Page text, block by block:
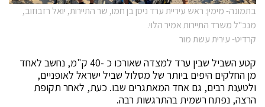
בתמונה- מימין: ראש עיריית ערד ניסן בן חמו, שר התיירות, יואל רזבוזוב,
מנכ"ל משרד התיירות אמיר הלוי.
קרדיט- עירית עשת מור
קטע השביל שבין ערד למצדה שאורכו כ -40 ק"מ, נחשב לאחד
מן החלקים היפים ביותר של מסלול שביל ישראל לאופניים,
ולטענת רבים, גם אחד המאתגרים שבו. כעת, לאחר תקופת
הרצה, נפתח רשמית בהתרגשות רבה.